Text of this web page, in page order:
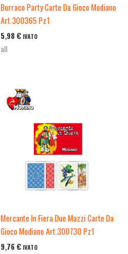
Burraco Party Carte Da Gioco Modiano
Art.300365 Pz1
5,98 € IVATO
all
Mercante In Fiera Due Mazzi Carte Da
Gioco Modiano Art.300730 Pz1
9,76 € IVATO